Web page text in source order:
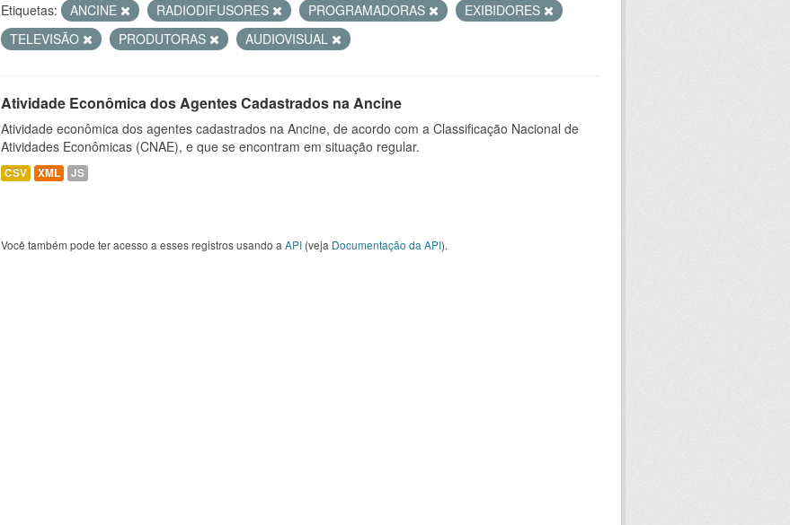
Etiquetas:
ANCINE RADIODIFUSORES PROGRAMADORAS
EXIBIDORES
TELEVISÃO
PRODUTORAS AUDIOVISUAL
Atividade Econômica dos Agentes Cadastrados na Ancine
Atividade econômica dos agentes cadastrados na Ancine, de acordo com a Classificação Nacional de
Atividades Econômicas (CNAE), e que se encontram em situação regular.
CSV XML JS
Você também pode ter acesso a esses registros usando a API (veja Documentação da API).